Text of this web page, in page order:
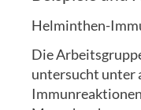
Helminthen-
Die
untersucht unter